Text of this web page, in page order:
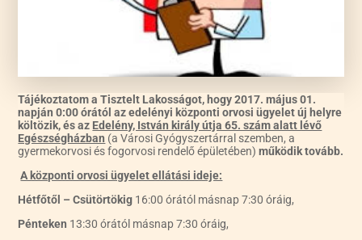
Tájékoztatom a Tisztelt Lakosságot, hogy 2017. május 01.
napján 0:00 órától az edelényi központi orvosi ügyelet új helyre
költözik, és az Edelény, István király útja 65. szám alatt lévő
Egészségházban (a Városi Gyógyszertárral szemben, a
gyermekorvosi és fogorvosi rendelő épületében) működik tovább.
A központi orvosi ügyelet ellátási ideje:
Hétfőtől – Csütörtökig 16:00 órától másnap 7:30 óráig,
Pénteken 13:30 órától másnap 7:30 óráig,